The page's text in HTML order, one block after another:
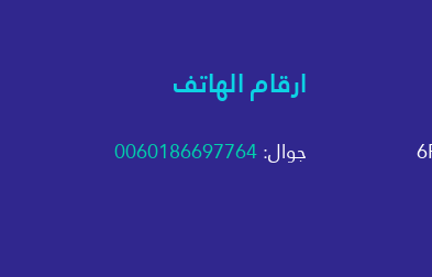
ارقام الهاتف
جوال:0060186697764